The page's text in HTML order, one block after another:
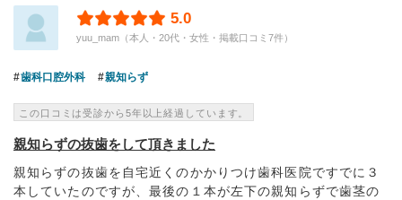
5.0
yuu_mam（本人・20代・女性・掲載口コミ7件）
歯科口腔外科 親知らず
この口コミは受診から5年以上経過しています。
親知らずの抜歯をして頂きました
親知らずの抜歯を自宅近くのかかりつけ歯科医院ですでに３
本していたのですが、最後の１本が左下の親知らずで歯茎の